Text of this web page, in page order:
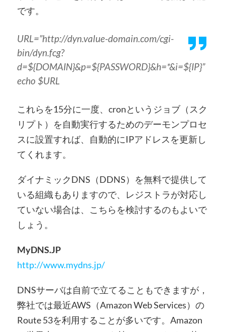
です。
URL=”http://dyn.value-domain.com/cgi-
bin/dyn.fcg?
d=${DOMAIN}&p=${PASSWORD}&h=*&i=${IP}”
echo $URL
これらを15分に一度、cronというジョブ（スク
リプト）を自動実行するためのデーモンプロセ
スに設置すれば、自動的にIPアドレスを更新し
てくれます。
ダイナミックDNS（DDNS）を無料で提供して
いる組織もありますので、レジストラが対応し
ていない場合は、こちらを検討するのもよいで
しょう。
MyDNS.JP
http://www.mydns.jp/
DNSサーバは自前で立てることもできますが，
弊社では最近AWS（Amazon Web Services）の
Route 53を利用することが多いです。Amazon